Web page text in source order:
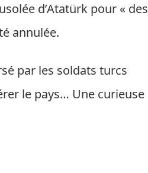
d’Atatürk pour « des
annulée.
par les soldats turcs
le pays… Une curieuse